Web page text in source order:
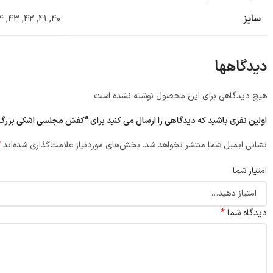
سایز 40
,
41
,
42
,
43
,
دیدگاهها
هیچ دیدگاهی برای این محصول نوشته نشده است.
اولین نفری باشید که دیدگاهی را ارسال می کنید برای “کفش مجلسی اشکی
نشانی ایمیل شما منتشر نخواهد شد. بخش‌های موردنیاز علامت‌گذاری شده‌اند
امتیاز شما
دیدگاه شما*